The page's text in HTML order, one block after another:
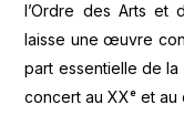
l’Ordre des Arts et
laisse une œuvre
part essentielle de la
concert au XXᵉ et au